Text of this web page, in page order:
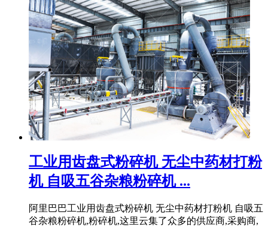
工业用齿盘式粉碎机 无尘中药材打粉
机 自吸五谷杂粮粉碎机 ...
阿里巴巴工业用齿盘式粉碎机 无尘中药材打粉机 自吸五
谷杂粮粉碎机,粉碎机,这里云集了众多的供应商,采购商,